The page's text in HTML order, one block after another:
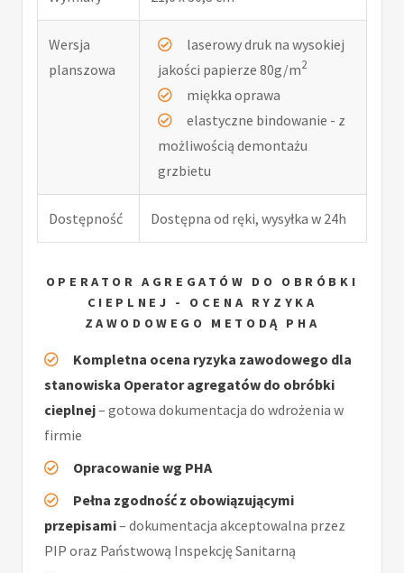
Wersja
planszowa
laserowy druk na wysokiej
jakości papierze 80g/m2
miękka oprawa
elastyczne bindowanie - z
możliwością demontażu
grzbietu
Dostępność Dostępna od ręki, wysyłka w 24h
OPERATOR AGREGATÓW DO OBRÓBKI
CIEPLNEJ - OCENA RYZYKA
ZAWODOWEGO METODĄ PHA
Kompletna ocena ryzyka zawodowego dla
stanowiska Operator agregatów do obróbki
cieplnej– gotowa dokumentacja do wdrożenia w
firmie
Opracowanie wg PHA
Pełna zgodność z obowiązującymi
przepisami– dokumentacja akceptowalna przez
PIP oraz Państwową Inspekcję Sanitarną